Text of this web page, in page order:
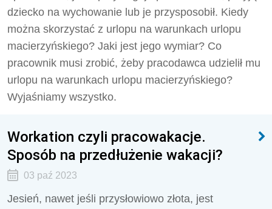
dziecko na wychowanie lub je przysposobił. Kiedy
można skorzystać z urlopu na warunkach urlopu
macierzyńskiego? Jaki jest jego wymiar? Co
pracownik musi zrobić, żeby pracodawca udzielił mu
urlopu na warunkach urlopu macierzyńskiego?
Wyjaśniamy wszystko.
Workation czyli pracowakacje.
Sposób na przedłużenie wakacji?
03 paź 2023
Jesień, nawet jeśli przysłowiowo złota, jest